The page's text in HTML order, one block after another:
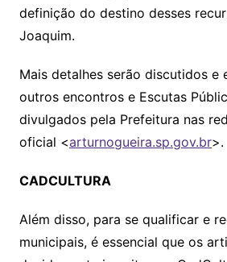
definição do destino desses
Joaquim.
Mais detalhes serão discutidos e
outros encontros e Escutas
divulgados pela Prefeitura nas
oficial <arturnogueira.sp.gov.br>.
CADCULTURA
Além disso, para se qualificar e
municipais, é essencial que os